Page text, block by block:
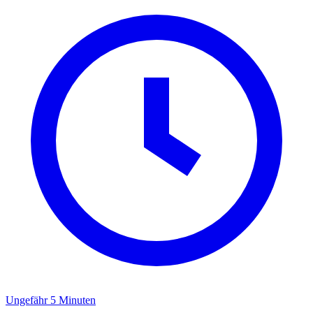
Ungefähr 5 Minuten